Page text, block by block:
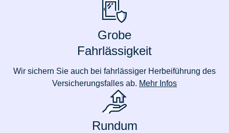
Grobe
Fahrlässigkeit
Wir sichern Sie auch bei fahrlässiger Herbeiführung des
Versicherungsfalles ab. Mehr Infos
Rundum